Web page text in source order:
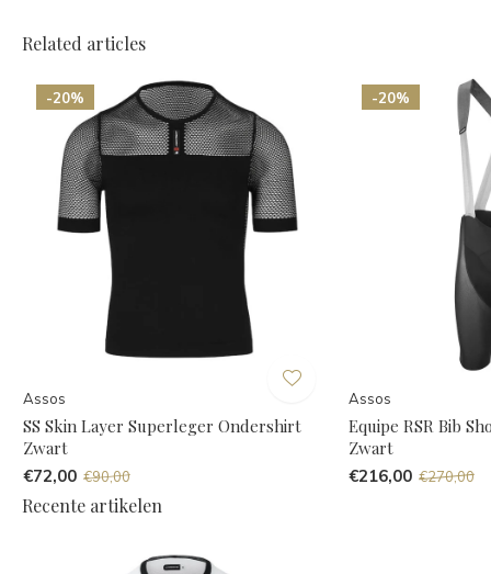
Related articles
-20%
Assos
SS Skin Layer Superleger Ondershirt
Zwart
€72,00 €90,00
-20%
Assos
Equipe RSR Bib
Zwart
€216,00 €270,00
Recente artikelen